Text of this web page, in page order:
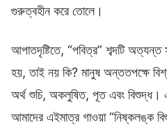
গুরুত্বহীন করে তোলে।
আপাতদৃষ্টিতে, “পবিত্র” শব্দটি
হয়, তাই নয় কি? মানুষ অন্ততপক্ষে
অর্থ শুচি, অকলুষিত, পূত এবং বিশুদ্ধ।
আমাদের এইমাত্র গাওয়া “নিষ্কলঙ্ক